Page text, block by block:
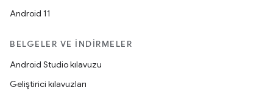
Android 11
BELGELER VE İNDIRMELER
Android Studio kılavuzu
Geliştirici kılavuzları